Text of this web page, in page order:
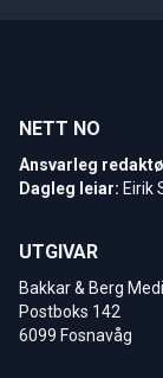
NETT NO
Ansvarleg
Dagleg leiar: Eirik
UTGIVAR
Bakkar & Berg
Postboks 142
6099 Fosnavåg